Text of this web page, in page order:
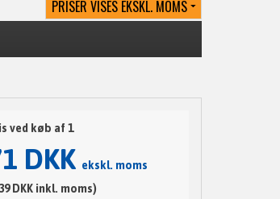
ved køb af 1
DKK ekskl. moms
DKK inkl. moms)